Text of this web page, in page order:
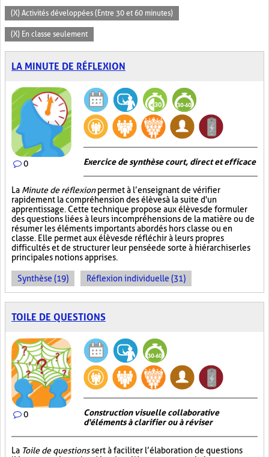
(X) Activités développées (Entre 30 et 60 minutes)
(X) En classe seulement
LA MINUTE DE RÉFLEXION
0 Exercice de synthèse court, direct et efficace
La Minute de réflexionpermet à l’enseignant de vérifier
rapidement la compréhension des élèves à la suite d'un
apprentissage. Cette technique propose aux élèves de formuler
des questions liées à leurs incompréhensions de la matière ou de
résumer les éléments importants abordés hors classe ou en
classe. Elle permet aux élèves de réfléchir à leurs propres
difficultés et de structurer leur pensée de sorte à hiérarchiser les
principales notions apprises.
Synthèse (19) Réflexion individuelle (31)
TOILE DE QUESTIONS
0
Construction visuelle collaborative
d'éléments à clarifier ou à réviser
La Toile de questionssert à faciliter l’élaboration de questions